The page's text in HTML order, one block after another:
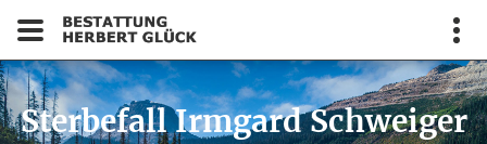
Sterbefall Irmgard Schweiger